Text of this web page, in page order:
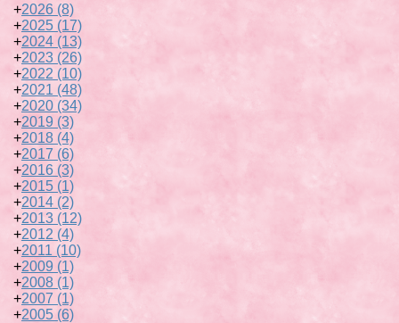
+2026 (8)
+2025 (17)
+2024 (13)
+2023 (26)
+2022 (10)
+2021 (48)
+2020 (34)
+2019 (3)
+2018 (4)
+2017 (6)
+2016 (3)
+2015 (1)
+2014 (2)
+2013 (12)
+2012 (4)
+2011 (10)
+2009 (1)
+2008 (1)
+2007 (1)
+2005 (6)